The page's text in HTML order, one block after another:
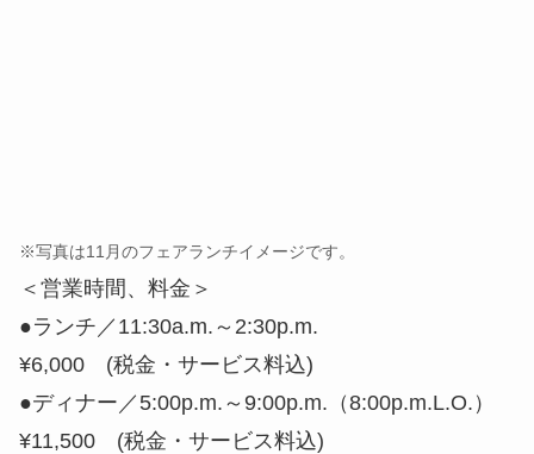
※写真は11月のフェアランチイメージです。
＜営業時間、料金＞
●ランチ／11:30a.m.～2:30p.m.
¥6,000 (税金・サービス料込)
●ディナー／5:00p.m.～9:00p.m.（8:00p.m.L.O.）
¥11,500 (税金・サービス料込)